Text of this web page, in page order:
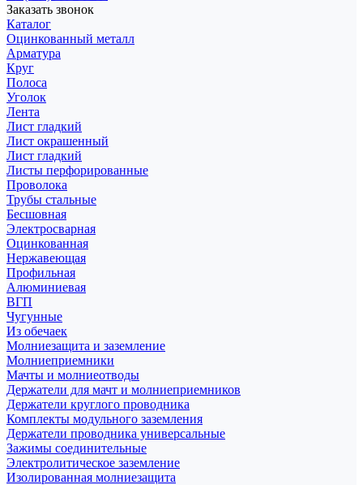
Заказать звонок
Каталог
Оцинкованный металл
Арматура
Круг
Полоса
Уголок
Лента
Лист гладкий
Лист окрашенный
Лист гладкий
Листы перфорированные
Проволока
Трубы стальные
Бесшовная
Электросварная
Оцинкованная
Нержавеющая
Профильная
Алюминиевая
ВГП
Чугунные
Из обечаек
Молниезащита и заземление
Молниеприемники
Мачты и молниеотводы
Держатели для мачт и молниеприемников
Держатели круглого проводника
Комплекты модульного заземления
Держатели проводника универсальные
Зажимы соединительные
Электролитическое заземление
Изолированная молниезащита